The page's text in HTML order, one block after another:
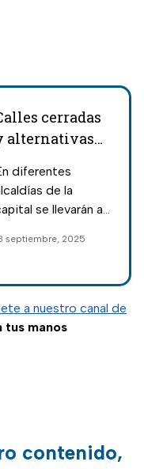
cerradas
alternativas
Patrias
CDMX
diferentes
de la
se llevarán a
y ferias
disfruten
la
de
septiembre, 2025
a nuestro canal de
tus manos
contenido,